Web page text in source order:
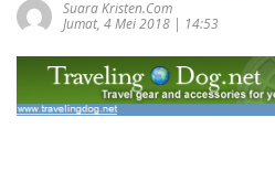
Suara Kristen.com
Jumat, 4 Mei 2018 | 14:53